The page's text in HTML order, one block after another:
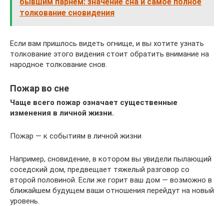
толкование сновидения
Если вам пришлось видеть огнище, и вы хотите узнать
толкование этого видения стоит обратить внимание на
народное толкование снов.
Пожар во сне
Чаще всего пожар означает существенные
изменения в личной жизни.
Пожар — к событиям в личной жизни
Например, сновидение, в котором вы увидели пылающий
соседский дом, предвещает тяжелый разговор со
второй половиной. Если же горит ваш дом — возможно в
ближайшем будущем ваши отношения перейдут на новый
уровень.